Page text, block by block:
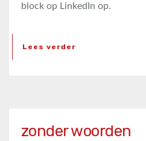
block op LinkedIn op.
Lees verder
zonder woorden